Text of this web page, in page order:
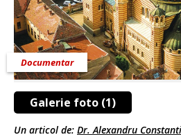
Galerie foto (1)
Documentar
Un articol de: Dr. Alexandru